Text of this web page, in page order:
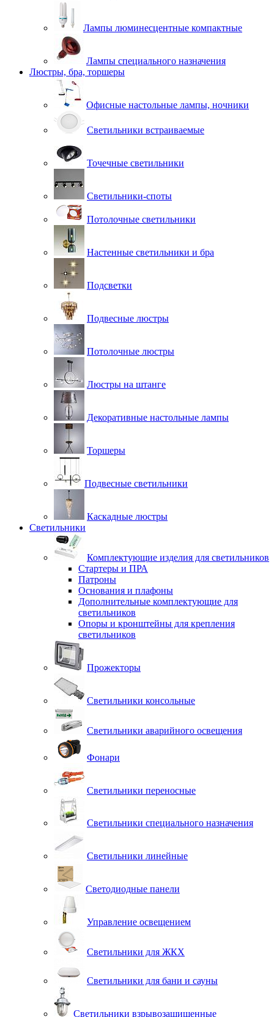
Лампы люминесцентные компактные
Лампы специального назначения
Люстры, бра, торшеры
Офисные настольные лампы, ночники
Светильники встраиваемые
Точечные светильники
Светильники-споты
Потолочные светильники
Настенные светильники и бра
Подсветки
Подвесные люстры
Потолочные люстры
Люстры на штанге
Декоративные настольные лампы
Торшеры
Подвесные светильники
Каскадные люстры
Светильники
Комплектующие изделия для светильников
Стартеры и ПРА
Патроны
Основания и плафоны
Дополнительные комплектующие для
светильников
Опоры и кронштейны для крепления
светильников
Прожекторы
Светильники консольные
Светильники аварийного освещения
Фонари
Светильники переносные
Светильники специального назначения
Светильники линейные
Светодиодные панели
Управление освещением
Светильники для ЖКХ
Светильники для бани и сауны
Светильники взрывозащищенные